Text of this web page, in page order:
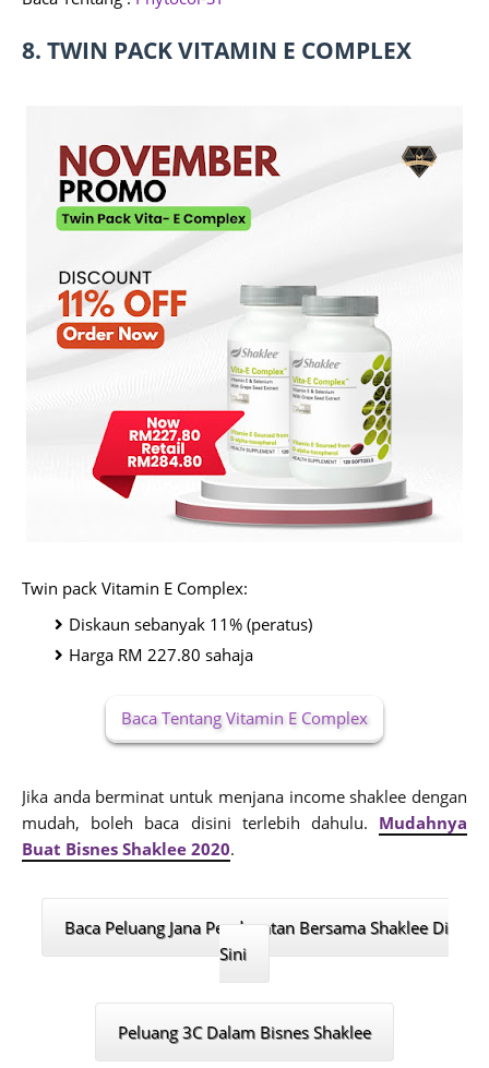
8. TWIN PACK VITAMIN E COMPLEX
Twin pack Vitamin E Complex:
Diskaun sebanyak 11% (peratus)
Harga RM 227.80 sahaja
Baca Tentang Vitamin E Complex
Jika anda berminat untuk menjana income shaklee dengan
mudah, boleh baca disini terlebih dahulu. Mudahnya
Buat Bisnes Shaklee 2020.
Baca Peluang Jana Pendapatan Bersama Shaklee Di
Sini
Peluang 3C Dalam Bisnes Shaklee